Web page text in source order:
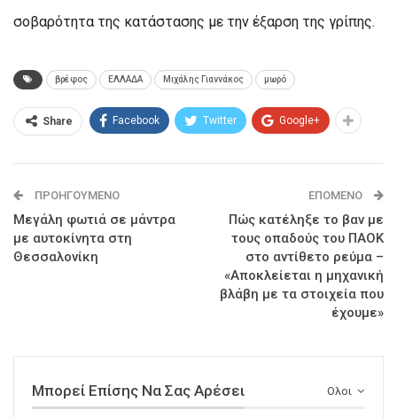
σοβαρότητα της κατάστασης με την έξαρση της γρίπης.
βρέφος ΕΛΛΑΔΑ Μιχάλης Γιαννάκος μωρό
Share Facebook Twitter Google+
ΠΡΟΗΓΟΎΜΕΝΟ
Μεγάλη φωτιά σε μάντρα
με αυτοκίνητα στη
Θεσσαλονίκη
ΕΠΌΜΕΝΟ
Πώς κατέληξε το βαν με
τους οπαδούς του ΠΑΟΚ
στο αντίθετο ρεύμα –
«Αποκλείεται η μηχανική
βλάβη με τα στοιχεία που
έχουμε»
Ολοι
Μπορεί Επίσης Να Σας Αρέσει